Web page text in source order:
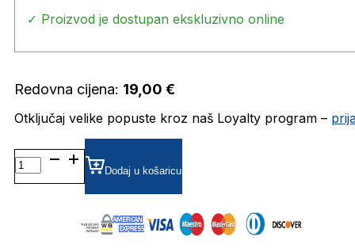
✓ Proizvod je dostupan ekskluzivno online
Redovna cijena: 19,00 €
Otključaj velike popuste kroz naš Loyalty program –
NAOČALE
ZA
ČITANJE
Dodaj u košaricu